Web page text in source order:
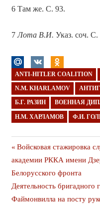
6 Там же. С. 93.
7Лота В.И. Указ. соч. С.
ANTI-HITLER COALITION
N.M. KHARLAMOV
Б.Г. РАЗИН ВОЕННАЯ
Н.М. ХАРЛАМОВ Ф.И.
Навигация
по
записям
Предыдущая
публикация
Войсковая стажировка
академии РККА имени
Белорусского фронта
Следующая
публикация
Деятельность
Файмонвилла на посту